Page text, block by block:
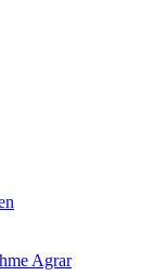
Agrar